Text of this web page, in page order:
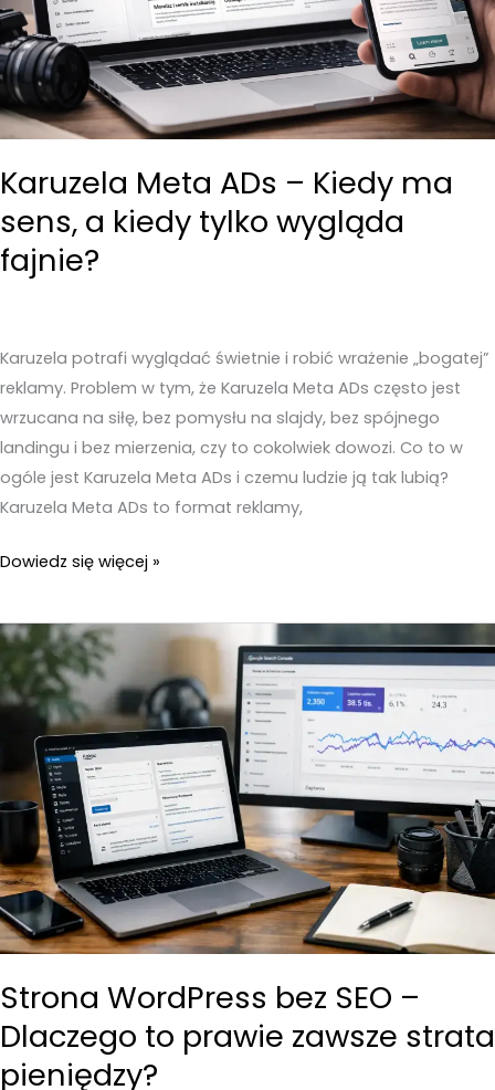
wygląda
gorzej
po
eksporcie
Karuzela Meta ADs – Kiedy ma
sens, a kiedy tylko wygląda
fajnie?
Karuzela potrafi wyglądać świetnie i robić wrażenie „bogatej”
reklamy. Problem w tym, że Karuzela Meta ADs często jest
wrzucana na siłę, bez pomysłu na slajdy, bez spójnego
landingu i bez mierzenia, czy to cokolwiek dowozi. Co to w
ogóle jest Karuzela Meta ADs i czemu ludzie ją tak lubią?
Karuzela Meta ADs to format reklamy,
Karuzela
ADs
–
Kiedy
ma
sens,
a
kiedy
tylko
wygląda
fajnie?
Dowiedz się więcej »
Strona WordPress bez SEO –
Dlaczego to prawie zawsze strata
pieniędzy?